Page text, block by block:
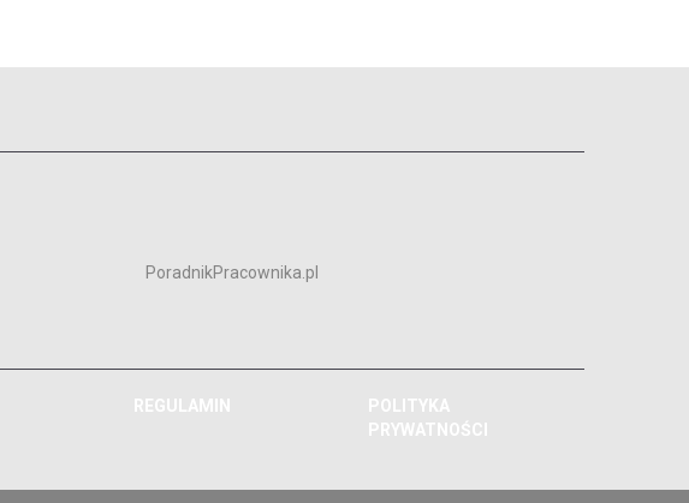
PoradnikPracownika.pl
REGULAMIN
POLITYKA
PRYWATNOŚCI